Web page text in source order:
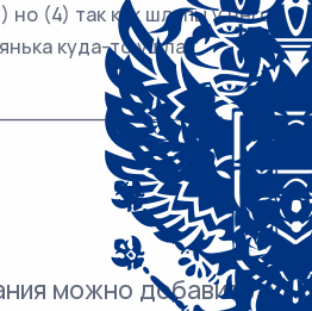
но (4) так как шляпы у него
куда-то ушла.
можно добавить в